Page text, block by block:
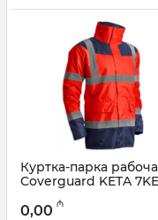
Куртка-парка
Coverguard KETA
Артикул:
0,00 ₼